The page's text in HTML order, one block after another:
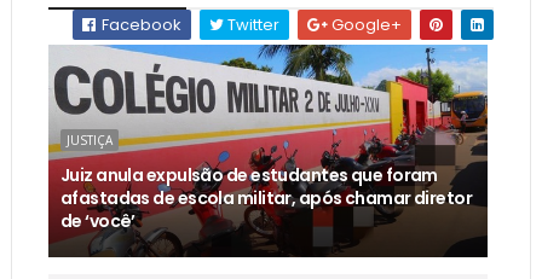
Facebook
Twitter Google+
JUSTIÇA
Juiz anula expulsão de estudantes que foram
afastadas de escola militar, após chamar diretor
de ‘você’